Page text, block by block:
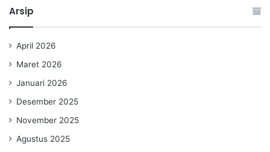
Arsip
April 2026
Maret 2026
Januari 2026
Desember 2025
November 2025
Agustus 2025